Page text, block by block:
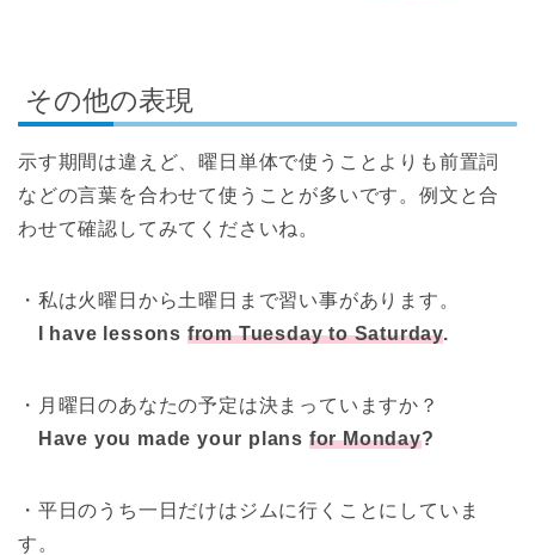
その他の表現
示す期間は違えど、曜日単体で使うことよりも前置詞
などの言葉を合わせて使うことが多いです。例文と合
わせて確認してみてくださいね。
・私は火曜日から土曜日まで習い事があります。
I have lessons from Tuesday to Saturday.
・月曜日のあなたの予定は決まっていますか？
Have you made your plans for Monday?
・平日のうち一日だけはジムに行くことにしていま
す。